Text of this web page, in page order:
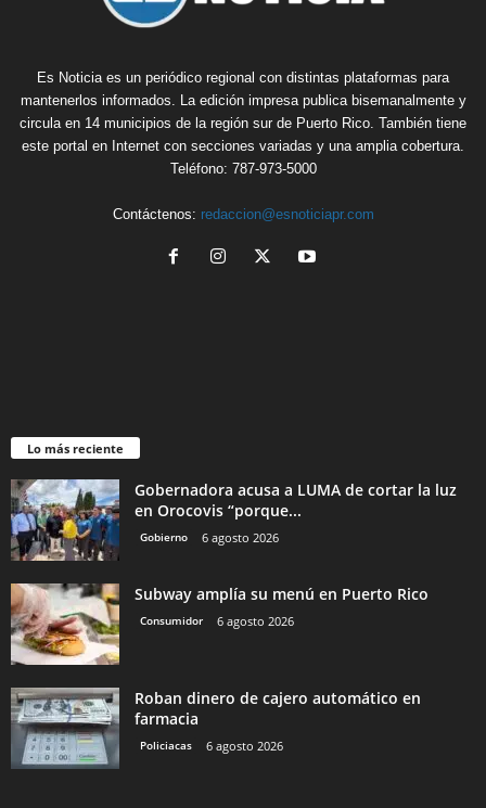
Es Noticia es un periódico regional con distintas plataformas para
mantenerlos informados. La edición impresa publica bisemanalmente y
circula en 14 municipios de la región sur de Puerto Rico. También tiene
este portal en Internet con secciones variadas y una amplia cobertura.
Teléfono: 787-973-5000
Contáctenos: redaccion@esnoticiapr.com
Lo más reciente
Gobernadora acusa a LUMA de cortar la luz
en Orocovis “porque...
Gobierno 6 agosto 2026
Subway amplía su menú en Puerto Rico
Consumidor 6 agosto 2026
Roban dinero de cajero automático en
farmacia
Policiacas 6 agosto 2026